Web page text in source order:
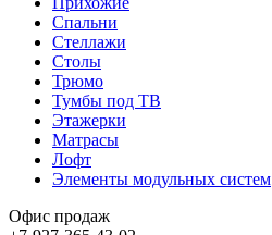
Спальни
Стеллажи
Столы
Трюмо
Тумбы под ТВ
Этажерки
Матрасы
Лофт
Элементы модульных систем
Офис продаж